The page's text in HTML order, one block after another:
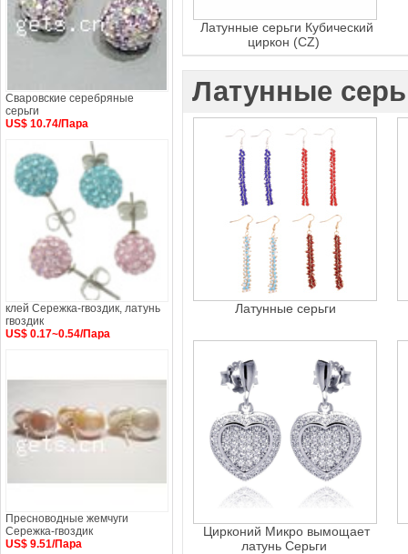
Латунные серьги Кубический
циркон (CZ)
Латунные
Латунные серьги
Цирконий Микро вымощает
латунь Серьги
Сваровские серебряные
серьги
US$ 10.74/Пара
клей Сережка-гвоздик, латунь
гвоздик
US$ 0.17~0.54/Пара
Пресноводные жемчуги
Сережка-гвоздик
US$ 9.51/Пара